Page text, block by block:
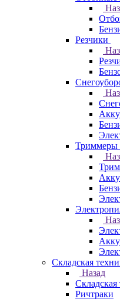
Резчики
Триммеры
Складская
Назад
Складская
Ричтраки